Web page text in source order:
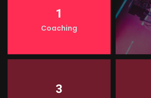
1
Coaching
3